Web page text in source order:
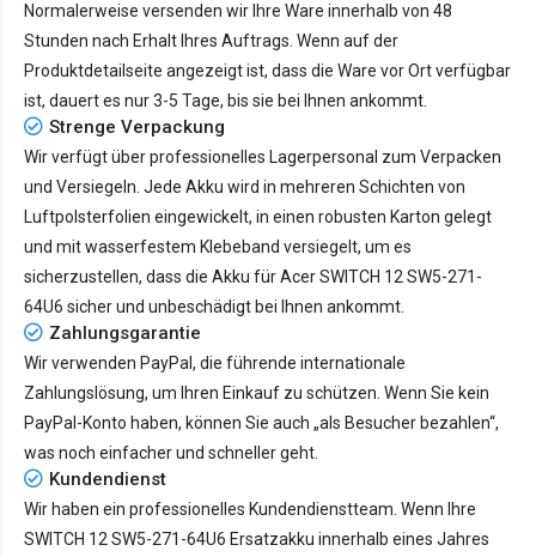
Normalerweise versenden wir Ihre Ware innerhalb von 48
Stunden nach Erhalt Ihres Auftrags. Wenn auf der
Produktdetailseite angezeigt ist, dass die Ware vor Ort verfügbar
ist, dauert es nur3-5 Tage, bis sie bei Ihnen ankommt.
Strenge Verpackung
Wir verfügt über professionelles Lagerpersonal zum Verpacken
und Versiegeln. Jede Akku wird in mehreren Schichten von
Luftpolsterfolien eingewickelt, in einen robusten Karton gelegt
und mit wasserfestem Klebeband versiegelt, um es
sicherzustellen, dass die Akku für Acer SWITCH 12 SW5-271-
64U6 sicher und unbeschädigt bei Ihnen ankommt.
Zahlungsgarantie
Wir verwenden PayPal, die führende internationale
Zahlungslösung, um Ihren Einkauf zu schützen. Wenn Sie kein
PayPal-Konto haben, können Sie auch „als Besucher bezahlen“,
was noch einfacher und schneller geht.
Kundendienst
Wir haben ein professionelles Kundendienstteam. Wenn Ihre
SWITCH 12 SW5-271-64U6 Ersatzakku innerhalb eines Jahres